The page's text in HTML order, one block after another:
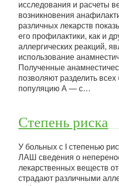
исследования и расчеты
возникновения
различных лекарств
его профилактики, как и
аллергических реакций,
использование
Полученные
позволяют разделить
популяцию А — с…
Степень риска
У больных с I степенью
ЛАШ сведения о
лекарственных веществ
страдают различными